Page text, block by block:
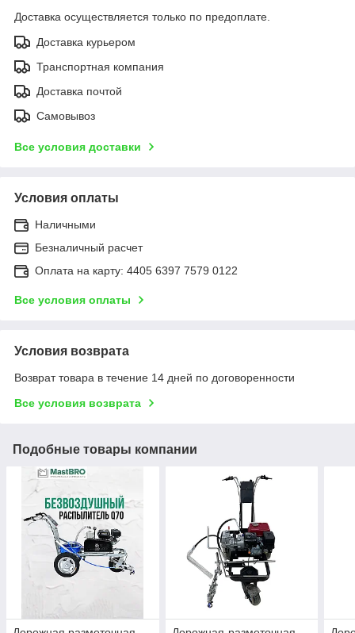
Доставка осуществляется только по предоплате.
Доставка курьером
Транспортная компания
Доставка почтой
Самовывоз
Все условия доставки
Условия оплаты
Наличными
Безналичный расчет
Оплата на карту: 4405 6397 7579 0122
Все условия оплаты
Условия возврата
Возврат товара в течение 14 дней по договоренности
Все условия возврата
Подобные товары компании